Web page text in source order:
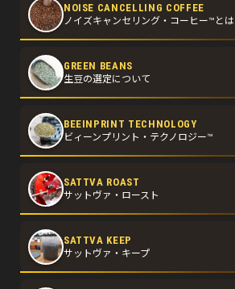
NOISE CANCELLING COFFEE
ノイズキャンセリング・コーヒー™とは
GREEN BEANS
生豆の選定について
BEEINPRINT TECHNOLOGY
ビィーンプリント・テクノロジー™
SATTVA ROAST
サットヴァ・ロースト
SATTVA KEEP
サットヴァ・キープ